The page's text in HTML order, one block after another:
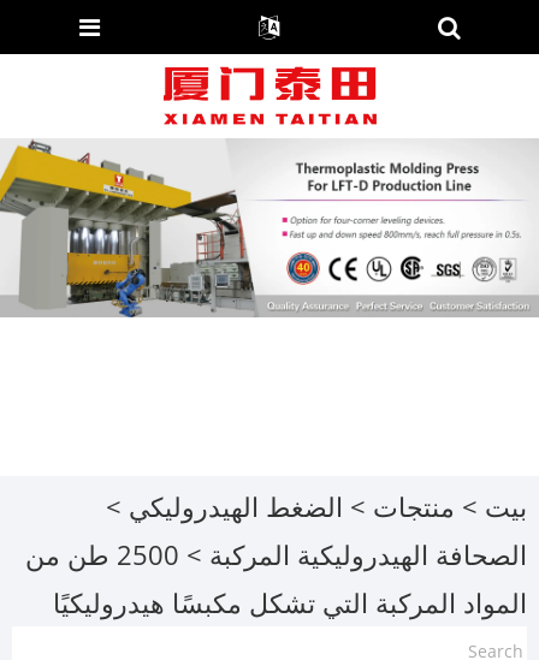
بيت > منتجات > الضغط الهيدروليكي >
الصحافة الهيدروليكية المركبة
> 2500 طن من
المواد المركبة التي تشكل مكبسًا هيدروليكيًا